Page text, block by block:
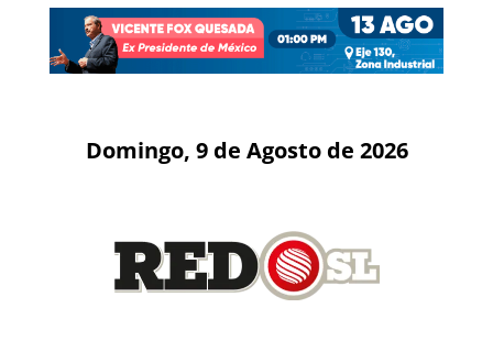
Domingo, 9 de Agosto de 2026